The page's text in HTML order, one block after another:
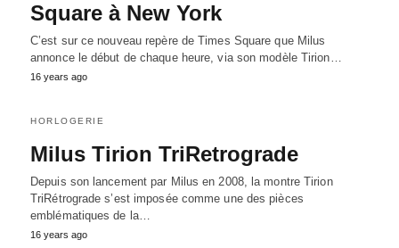
Square à New York
C’est sur ce nouveau repère de Times Square que Milus
annonce le début de chaque heure, via son modèle Tirion…
16 years ago
HORLOGERIE
Milus Tirion TriRetrograde
Depuis son lancement par Milus en 2008, la montre Tirion
TriRétrograde s’est imposée comme une des pièces
emblématiques de la…
16 years ago